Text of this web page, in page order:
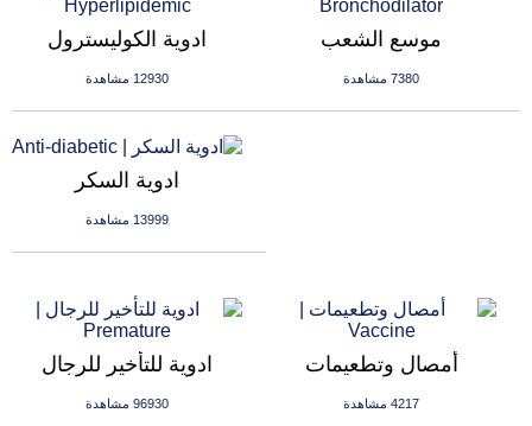
ادوية الكوليسترول
12930 مشاهدة
موسع الشعب
7380 مشاهدة
ادوية السكر
13999 مشاهدة
ادوية للتأخير للرجال
96930 مشاهدة
أمصال وتطعيمات
4217 مشاهدة